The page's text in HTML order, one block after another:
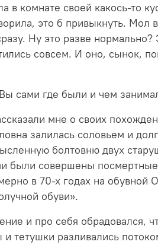
в комнате своей какось-то
это б привыкнуть. Мол
Ну это разве
совсем. И оно, сынок,
сами где были и чем
мне о своих
залилась соловьем и
болтовню двух
были совершены
в 70-х годах на
обуви».
и про себя обрадовался,
тетушки разливались